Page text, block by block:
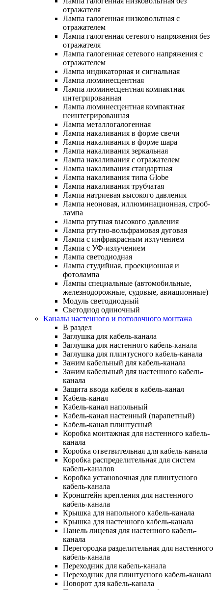
отражателя
Лампа галогенная низковольтная с
отражателем
Лампа галогенная сетевого напряжения без
отражателя
Лампа галогенная сетевого напряжения с
отражателем
Лампа индикаторная и сигнальная
Лампа люминесцентная
Лампа люминесцентная компактная
интегрированная
Лампа люминесцентная компактная
неинтегрированная
Лампа металлогалогенная
Лампа накаливания в форме свечи
Лампа накаливания в форме шара
Лампа накаливания зеркальная
Лампа накаливания с отражателем
Лампа накаливания стандартная
Лампа накаливания типа Globe
Лампа накаливания трубчатая
Лампа натриевая высокого давления
Лампа неоновая, иллюминационная, строб-
лампа
Лампа ртутная высокого давления
Лампа ртутно-вольфрамовая дуговая
Лампа с инфракрасным излучением
Лампа с УФ-излучением
Лампа светодиодная
Лампа студийная, проекционная и
фотолампа
Лампы специальные (автомобильные,
железнодорожные, судовые, авиационные)
Модуль светодиодный
Светодиод одиночный
Каналы настенного и потолочного монтажа
В раздел
Заглушка для кабель-канала
Заглушка для настенного кабель-канала
Заглушка для плинтусного кабель-канала
Зажим кабельный для кабель-канала
Зажим кабельный для настенного кабель-
канала
Защита ввода кабеля в кабель-канал
Кабель-канал
Кабель-канал напольный
Кабель-канал настенный (парапетный)
Кабель-канал плинтусный
Коробка монтажная для настенного кабель-
канала
Коробка ответвительная для кабель-канала
Коробка распределительная для систем
кабель-каналов
Коробка установочная для плинтусного
кабель-канала
Кронштейн крепления для настенного
кабель-канала
Крышка для напольного кабель-канала
Крышка для настенного кабель-канала
Панель лицевая для настенного кабель-
канала
Перегородка разделительная для настенного
кабель-канала
Переходник для кабель-канала
Переходник для плинтусного кабель-канала
Поворот для кабель-канала